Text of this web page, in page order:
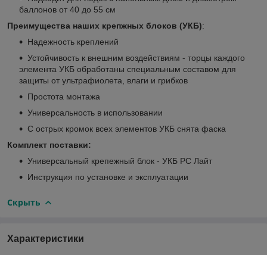
баллонов от 40 до 55 см
Преимущества наших крепжных блоков (УКБ):
Надежность креплений
Устойчивость к внешним воздействиям - торцы каждого
элемента УКБ обработаны специальным составом для
защиты от ультрафиолета, влаги и грибков
Простота монтажа
Универсальность в использовании
С острых кромок всех элементов УКБ снята фаска
Комплект поставки:
Универсальный крепежный блок - УКБ РС Лайт
Инструкция по установке и эксплуатации
Скрыть
Характеристики